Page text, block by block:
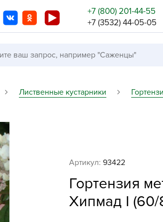
+7 (800) 201-44-55
+7 (3532) 44-05-05
Лиственные кустарники
Артикул: 93422
Гортензия
Хипмад I (60/